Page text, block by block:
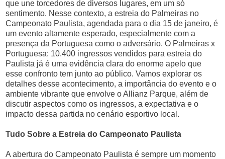
que une torcedores de diversos lugares, em um só
sentimento. Nesse contexto, a estreia do Palmeiras no
Campeonato Paulista, agendada para o dia 15 de janeiro, é
um evento altamente esperado, especialmente com a
presença da Portuguesa como o adversário. O Palmeiras x
Portuguesa: 10.400 ingressos vendidos para estreia do
Paulista já é uma evidência clara do enorme apelo que
esse confronto tem junto ao público. Vamos explorar os
detalhes desse acontecimento, a importância do evento e o
ambiente vibrante que envolve o Allianz Parque, além de
discutir aspectos como os ingressos, a expectativa e o
impacto dessa partida no cenário esportivo local.
Tudo Sobre a Estreia do Campeonato Paulista
A abertura do Campeonato Paulista é sempre um momento